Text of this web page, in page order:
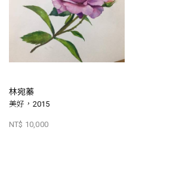
林宛蓁
美好，2015
NT$ 10,000